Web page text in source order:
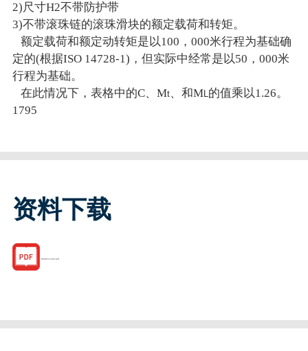
2)尺寸H2不带防护带
3)不带滚珠链的滚珠滑块的额定载荷和转矩。
额定载荷和额定动转矩是以100，000米行程为基础确
定的(根据ISO 14728-1)，但实际中经常是以50，000米
行程为基础。
在此情况下，表格中的C、Mt、和ML的值乘以1.26。
1795
资料下载
R200111204.pdf